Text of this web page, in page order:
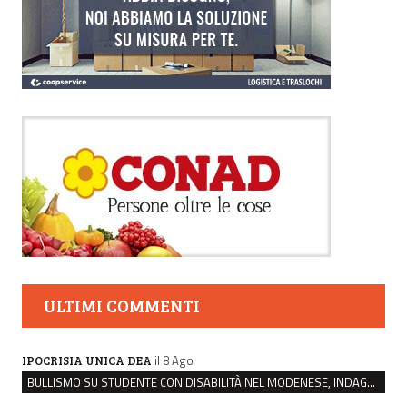
ULTIMI COMMENTI
IPOCRISIA UNICA DEA il 8 Ago
BULLISMO SU STUDENTE CON DISABILITÀ NEL MODENESE, INDAGATI DUE RAGAZZI DI 16 ANNI